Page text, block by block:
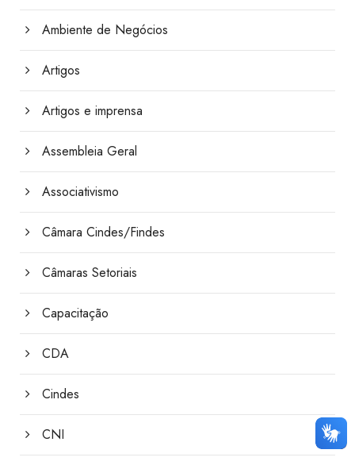
Ambiente de Negócios
Artigos
Artigos e imprensa
Assembleia Geral
Associativismo
Câmara Cindes/Findes
Câmaras Setoriais
Capacitação
CDA
Cindes
CNI